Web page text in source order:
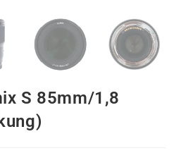
S 85mm/1,8